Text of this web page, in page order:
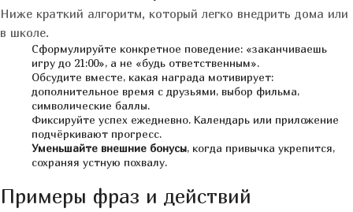
Ниже краткий алгоритм, который легко внедрить дома или
в школе.
Сформулируйте конкретное поведение: «заканчиваешь
игру до 21:00», а не «будь ответственным».
Обсудите вместе, какая награда мотивирует:
дополнительное время с друзьями, выбор фильма,
символические баллы.
Фиксируйте успех ежедневно. Календарь или приложение
подчёркивают прогресс.
Уменьшайте внешние бонусы, когда привычка укрепится,
сохраняя устную похвалу.
Примеры фраз и действий